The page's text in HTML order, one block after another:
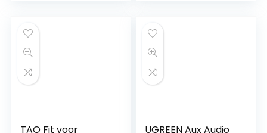
Transparant
€306.36.
TAO Fit voor
UGREEN Aux Audio